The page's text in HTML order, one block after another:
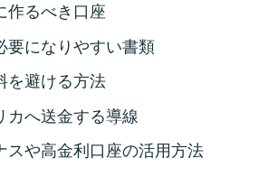
作るべき口座
要になりやすい書類
を避ける方法
カへ送金する導線
スや高金利口座の活用方法